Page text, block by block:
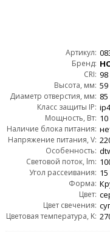
Артикул:
Бренд:
CRI: 98
Высота, мм: 59
Диаметр отверстия, мм: 85
Класс защиты IP:
Мощность, Вт: 10
Наличие блока питания:
Напряжение питания, V:
Особенность:
Световой поток, lm:
Угол рассеивания: 15
Форма:
Цвет:
Цвет свечения:
Цветовая температура, K: